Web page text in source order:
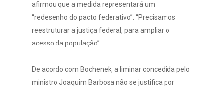
afirmou que a medida representará um
“redesenho do pacto federativo”. “Precisamos
reestruturar a justiça federal, para ampliar o
acesso da população”.
De acordo com Bochenek, a liminar concedida pelo
ministro Joaquim Barbosa não se justifica por